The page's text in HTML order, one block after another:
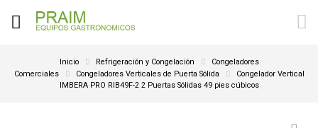
Inicio Refrigeración y Congelación
Congeladores
Comerciales
Congeladores Verticales de Puerta Sólida
Congelador Vertical
IMBERA PRO RIB49F-2 2 Puertas Sólidas 49 pies cúbicos